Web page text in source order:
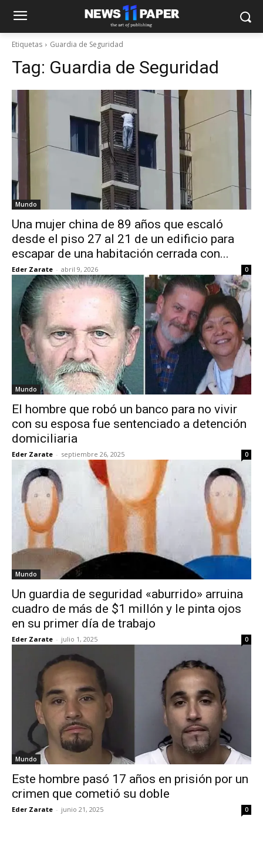
Etiquetas Guardia de Seguridad
Tag: Guardia de Seguridad
Mundo
Una mujer china de 89 años que escaló
desde el piso 27 al 21 de un edificio para
escapar de una habitación cerrada con...
Eder Zarate - abril 9, 2026 0
Mundo
El hombre que robó un banco para no vivir
con su esposa fue sentenciado a detención
domiciliaria
Eder Zarate - septiembre 26, 2025 0
Mundo
Un guardia de seguridad «aburrido» arruina
cuadro de más de $1 millón y le pinta ojos
en su primer día de trabajo
Eder Zarate - julio 1, 2025 0
Mundo
Este hombre pasó 17 años en prisión por un
crimen que cometió su doble
Eder Zarate - junio 21, 2025 0